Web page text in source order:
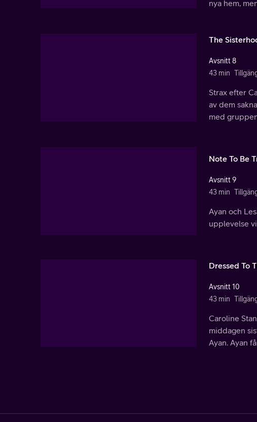
nya hem,
The
Avsnitt 8
43 min
Strax efter
av dem
med
Note To Be
Avsnitt 9
43 min
Ayan och
upplevelse
Dressed To
Avsnitt 10
43 min
Caroline
middagen
Ayan. Ayan